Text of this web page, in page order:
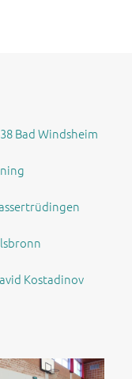
Bad Windsheim
Kostadinov